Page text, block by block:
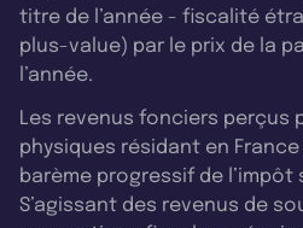
titre de l’année - fiscalité
plus-value) par le prix de la
l’année.
Les revenus fonciers perçus
physiques résidant en
barème progressif de l’impôt
S’agissant des revenus de